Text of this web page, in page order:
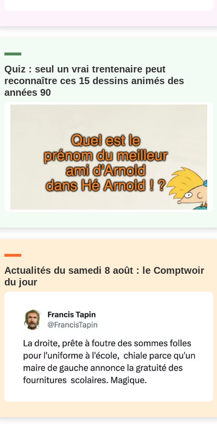
Quiz : seul un vrai trentenaire peut
reconnaître ces 15 dessins animés des
années 90
Actualités du samedi 8 août : le Comptwoir
du jour